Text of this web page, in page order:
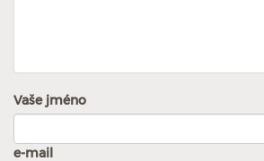
Vaše jméno
e-mail